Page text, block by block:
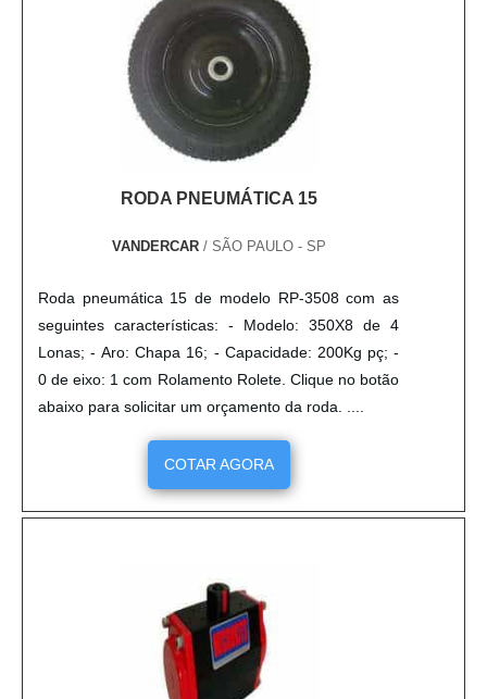
RODA PNEUMÁTICA 15
VANDERCAR/ SÃO PAULO - SP
Roda pneumática 15 de modelo RP-3508 com as
seguintes características: - Modelo: 350X8 de 4
Lonas; - Aro: Chapa 16; - Capacidade: 200Kg pç; -
0 de eixo: 1 com Rolamento Rolete. Clique no botão
abaixo para solicitar um orçamento da roda. ....
COTAR AGORA